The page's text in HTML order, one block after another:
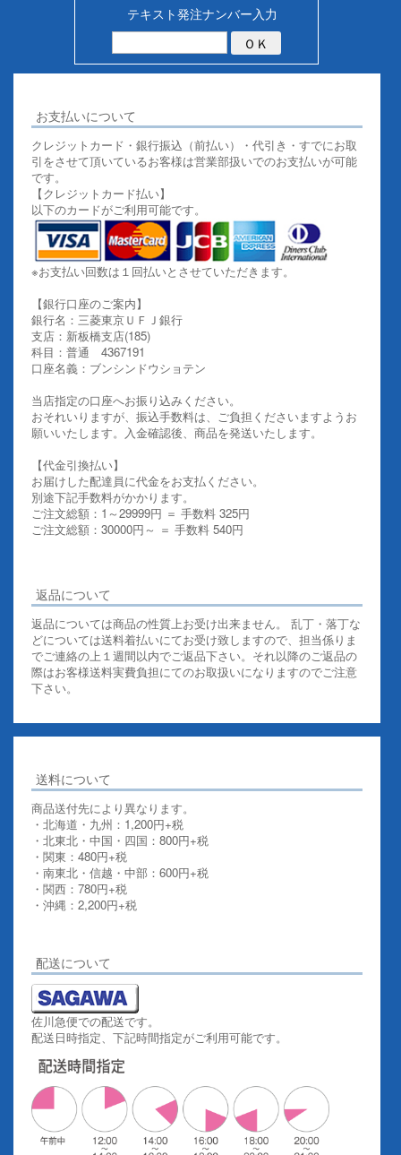
テキスト発注ナンバー入力
お支払いについて
クレジットカード・銀行振込（前払い）・代引き・すでにお取
引をさせて頂いているお客様は営業部扱いでのお支払いが可能
です。
【クレジットカード払い】
以下のカードがご利用可能です。
※お支払い回数は１回払いとさせていただきます。
【銀行口座のご案内】
銀行名：三菱東京ＵＦＪ銀行
支店：新板橋支店(185)
科目：普通 4367191
口座名義：ブンシンドウショテン
当店指定の口座へお振り込みください。
おそれいりますが、振込手数料は、ご負担くださいますようお
願いいたします。入金確認後、商品を発送いたします。
【代金引換払い】
お届けした配達員に代金をお支払ください。
別途下記手数料がかかります。
ご注文総額：1～29999円 ＝ 手数料 325円
ご注文総額：30000円～ ＝ 手数料 540円
返品について
返品については商品の性質上お受け出来ません。 乱丁・落丁な
どについては送料着払いにてお受け致しますので、担当係りま
でご連絡の上１週間以内でご返品下さい。それ以降のご返品の
際はお客様送料実費負担にてのお取扱いになりますのでご注意
下さい。
送料について
商品送付先により異なります。
・北海道・九州：1,200円+税
・北東北・中国・四国：800円+税
・関東：480円+税
・南東北・信越・中部：600円+税
・関西：780円+税
・沖縄：2,200円+税
配送について
佐川急便での配送です。
配送日時指定、下記時間指定がご利用可能です。